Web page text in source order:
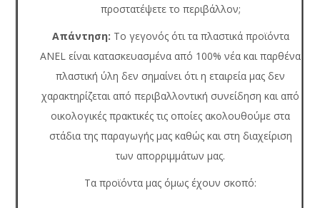
προστατέψετε το περιβάλλον;
Απάντηση: Το γεγονός ότι τα πλαστικά προϊόντα
ANEL είναι κατασκευασμένα από 100% νέα και παρθένα
πλαστική ύλη δεν σημαίνει ότι η εταιρεία μας δεν
χαρακτηρίζεται από περιβαλλοντική συνείδηση και από
οικολογικές πρακτικές τις οποίες ακολουθούμε στα
στάδια της παραγωγής μας καθώς και στη διαχείριση
των απορριμμάτων μας.
Τα προϊόντα μας όμως έχουν σκοπό: